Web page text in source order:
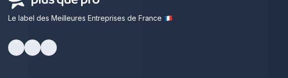
Le label des Meilleures Entreprises de France